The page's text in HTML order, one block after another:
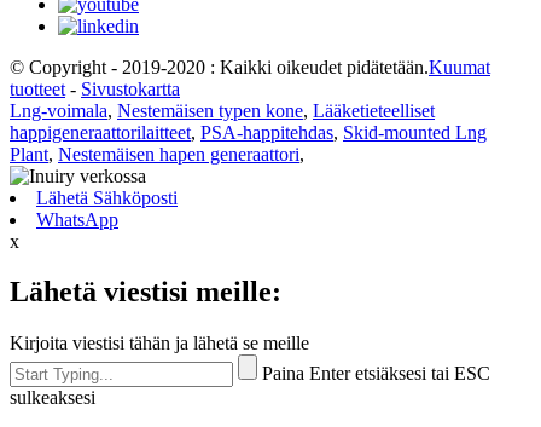
© Copyright - 2019-2020 : Kaikki oikeudet pidätetään.Kuumat
tuotteet - Sivustokartta
Lng-voimala, Nestemäisen typen kone, Lääketieteelliset
happigeneraattorilaitteet, PSA-happitehdas, Skid-mounted Lng
Plant, Nestemäisen hapen generaattori,
Lähetä Sähköposti
WhatsApp
x
Lähetä viestisi meille:
Kirjoita viestisi tähän ja lähetä se meille
Paina Enter etsiäksesi tai ESC
sulkeaksesi